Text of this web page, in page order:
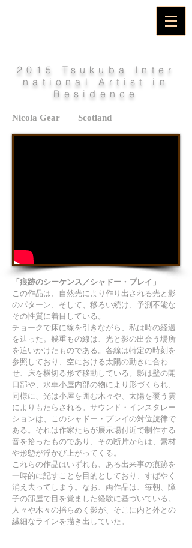
2015 Tsukuba Inter
national Artist in
Residence
Nicola Gear Scotland
「痕跡のシーケンス／シャドー・プレイ」
この作品は、自然光により作り出される光と影
のパターン、そして、移ろい続け、予測不能な
その性質に着目している。
チョークで床に線を引きながら、私は時の経過
を辿った。幾重もの線は、光と影の出会う場所
を追いかけたものである。各線は特定の時刻を
参照しており、空における太陽の動きに合わ
せ、床を横切る形で移動している。影は壁の開
口部や、水車小屋内部の物により形づくられ、
同様に、光は小屋を囲む木々や、太陽を覆う雲
によりもたらされる。サウンド・インスタレー
ションは、このシャドー・プレイの対位旋律で
ある。それは作家たちが展示場付近で制作する
音を拾ったものであり、その断片からは、素材
や形態が浮かび上がってくる。
これらの作品はいずれも、ある出来事の痕跡を
一時的に記すことを目的としており、すばやく
消え去ってしまう。なお、両作品は、毎朝、障
子の部屋で目を覚ました経験に基づいている。
人々や木々の揺らめく影が、そこに内と外との
繊細なラインを描き出していた。